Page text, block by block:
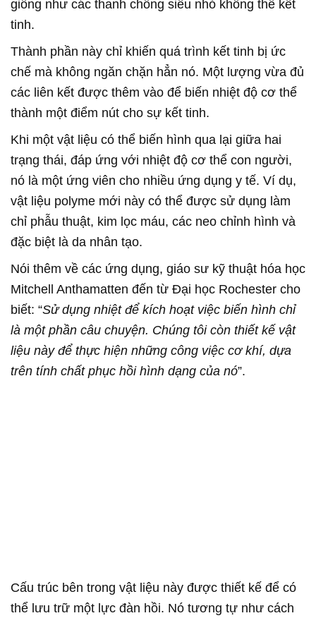
giống như các thanh chống siêu nhỏ không thể kết
tinh.
Thành phần này chỉ khiến quá trình kết tinh bị ức
chế mà không ngăn chặn hẳn nó. Một lượng vừa đủ
các liên kết được thêm vào để biến nhiệt độ cơ thể
thành một điểm nút cho sự kết tinh.
Khi một vật liệu có thể biến hình qua lại giữa hai
trạng thái, đáp ứng với nhiệt độ cơ thể con người,
nó là một ứng viên cho nhiều ứng dụng y tế. Ví dụ,
vật liệu polyme mới này có thể được sử dụng làm
chỉ phẫu thuật, kim lọc máu, các neo chỉnh hình và
đặc biệt là da nhân tạo.
Nói thêm về các ứng dụng, giáo sư kỹ thuật hóa học
Mitchell Anthamatten đến từ Đại học Rochester cho
biết: “Sử dụng nhiệt để kích hoạt việc biến hình chỉ
là một phần câu chuyện. Chúng tôi còn thiết kế vật
liệu này để thực hiện những công việc cơ khí, dựa
trên tính chất phục hồi hình dạng của nó”.
Cấu trúc bên trong vật liệu này được thiết kế để có
thể lưu trữ một lực đàn hồi. Nó tương tự như cách